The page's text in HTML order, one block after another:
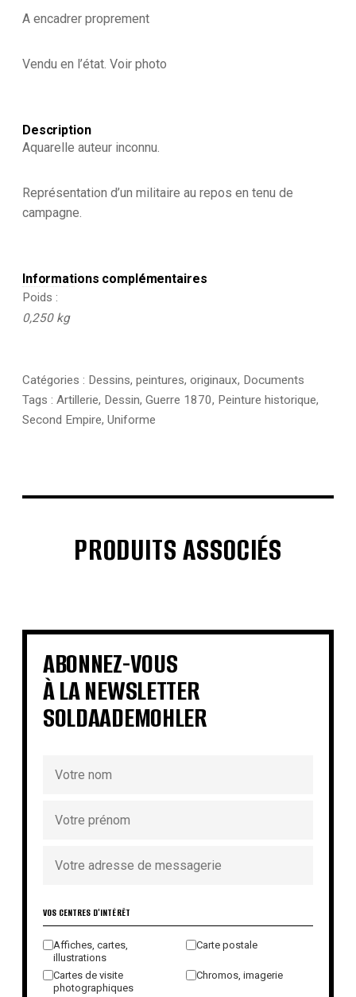
inconnu
A encadrer proprement
Vendu en l’état. Voir photo
Description
Aquarelle auteur inconnu.
Représentation d’un militaire au repos en tenu de
campagne.
Informations complémentaires
Poids
0,250 kg
Catégories : Dessins, peintures, originaux, Documents
Tags : Artillerie, Dessin, Guerre 1870, Peinture historique,
Second Empire, Uniforme
PRODUITS ASSOCIÉS
€ € €
€ € €
€ €
ABONNEZ-VOUS
À LA NEWSLETTER
SOLDAADEMOHLER
VOS CENTRES D'INTÉRÊT
Affiches, cartes,
illustrations
Carte postale
Cartes de visite
photographiques
Chromos, imagerie